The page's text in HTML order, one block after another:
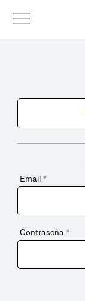
Email *
Contraseña *